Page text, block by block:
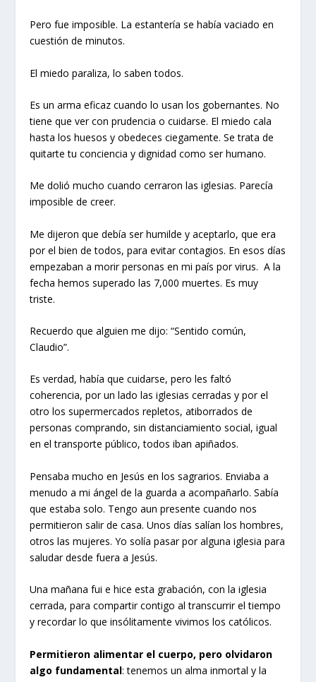
Pero fue imposible. La estantería se había vaciado en
cuestión de minutos.
El miedo paraliza, lo saben todos.
Es un arma eficaz cuando lo usan los gobernantes. No
tiene que ver con prudencia o cuidarse. El miedo cala
hasta los huesos y obedeces ciegamente. Se trata de
quitarte tu conciencia y dignidad como ser humano.
Me dolió mucho cuando cerraron las iglesias. Parecía
imposible de creer.
Me dijeron que debía ser humilde y aceptarlo, que era
por el bien de todos, para evitar contagios. En esos días
empezaban a morir personas en mi país por virus. A la
fecha hemos superado las 7,000 muertes. Es muy
triste.
Recuerdo que alguien me dijo: “Sentido común,
Claudio”.
Es verdad, había que cuidarse, pero les faltó
coherencia, por un lado las iglesias cerradas y por el
otro los supermercados repletos, atiborrados de
personas comprando, sin distanciamiento social, igual
en el transporte público, todos iban apiñados.
Pensaba mucho en Jesús en los sagrarios. Enviaba a
menudo a mi ángel de la guarda a acompañarlo. Sabía
que estaba solo. Tengo aun presente cuando nos
permitieron salir de casa. Unos días salían los hombres,
otros las mujeres. Yo solía pasar por alguna iglesia para
saludar desde fuera a Jesús.
Una mañana fui e hice esta grabación, con la iglesia
cerrada, para compartir contigo al transcurrir el tiempo
y recordar lo que insólitamente vivimos los católicos.
Permitieron alimentar el cuerpo, pero olvidaron
algo fundamental: tenemos un alma inmortal y la